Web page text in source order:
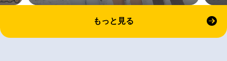
もっと見る